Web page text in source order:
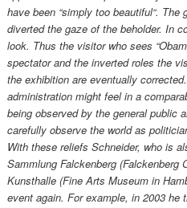
have been “simply too beautiful“. The
diverted the gaze of the beholder. In
look. Thus the visitor who sees
spectator and the inverted roles the
the exhibition are eventually
administration might feel in a
being observed by the general public
carefully observe the world as
With these reliefs Schneider, who is
Sammlung Falckenberg (Falckenberg
Kunsthalle (Fine Arts Museum in
event again. For example, in 2003 he